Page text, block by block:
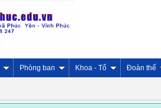
Phòng ban Khoa - Tổ Đoàn thể